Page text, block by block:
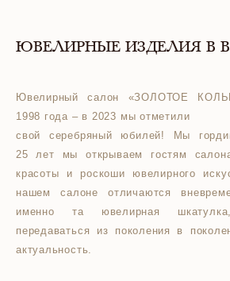
ЮВЕЛИРНЫЕ ИЗДЕЛИЯ В
Ювелирный салон «ЗОЛОТОЕ
1998 года – в 2023 мы отметили
свой серебряный юбилей! Мы
25 лет мы открываем гостям
красоты и роскоши ювелирного
нашем салоне отличаются
именно та ювелирная
передаваться из поколения в
актуальность.